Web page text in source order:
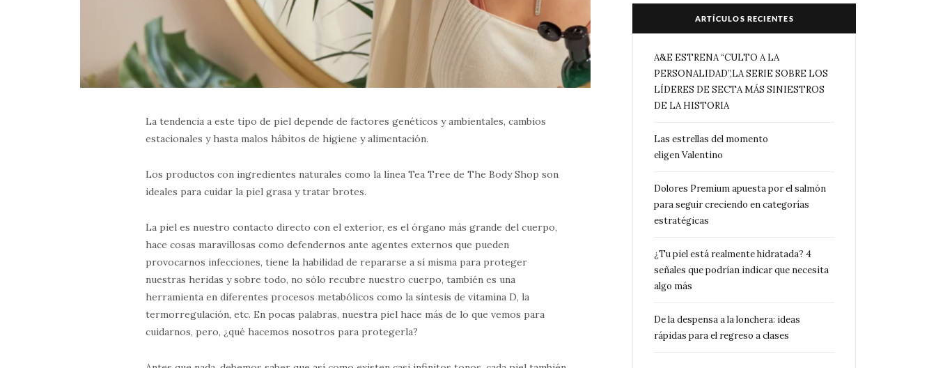
La tendencia a este tipo de piel depende de factores genéticos y ambientales, cambios
estacionales y hasta malos hábitos de higiene y alimentación.
Los productos con ingredientes naturales como la línea Tea Tree de The Body Shop son
ideales para cuidar la piel grasa y tratar brotes.
La piel es nuestro contacto directo con el exterior, es el órgano más grande del cuerpo,
hace cosas maravillosas como defendernos ante agentes externos que pueden
provocarnos infecciones, tiene la habilidad de repararse a sí misma para proteger
nuestras heridas y sobre todo, no sólo recubre nuestro cuerpo, también es una
herramienta en diferentes procesos metabólicos como la síntesis de vitamina D, la
termorregulación, etc. En pocas palabras, nuestra piel hace más de lo que vemos para
cuidarnos, pero, ¿qué hacemos nosotros para protegerla?
ARTÍCULOS RECIENTES
A&E ESTRENA “CULTO A LA
PERSONALIDAD”,LA SERIE SOBRE LOS
LÍDERES DE SECTA MÁS SINIESTROS
DE LA HISTORIA
Las estrellas del momento
eligen Valentino
Dolores Premium apuesta por el salmón
para seguir creciendo en categorías
estratégicas
¿Tu piel está realmente hidratada? 4
señales que podrían indicar que necesita
algo más
De la despensa a la lonchera: ideas
rápidas para el regreso a clases